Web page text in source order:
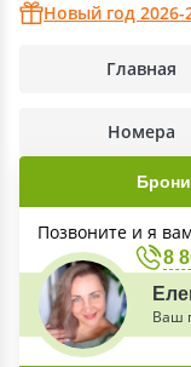
Новый год 2026-
Главная
Номера
Позвоните и я
8
Ваш